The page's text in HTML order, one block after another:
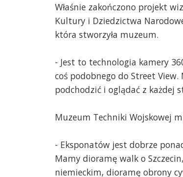
Właśnie zakończono projekt
Kultury i Dziedzictwa
która stworzyła muzeum.
- Jest to technologia kamery
coś podobnego do Street
podchodzić i oglądać z każdej
Muzeum Techniki Wojskowej
- Eksponatów jest dobrze
Mamy dioramę walk o
niemieckim, dioramę obrony